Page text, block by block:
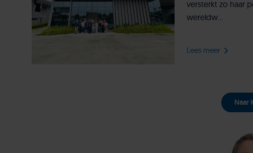
versterkt zo haar
wereldw...
Lees meer
Naar